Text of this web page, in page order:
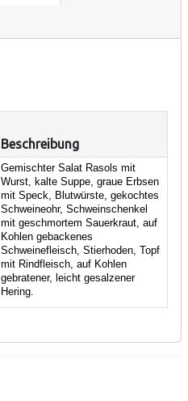
Beschreibung
Gemischter Salat Rasols mit
Wurst, kalte Suppe, graue Erbsen
mit Speck, Blutwürste, gekochtes
Schweineohr, Schweinschenkel
mit geschmortem Sauerkraut, auf
Kohlen gebackenes
Schweinefleisch, Stierhoden, Topf
mit Rindfleisch, auf Kohlen
gebratener, leicht gesalzener
Hering.